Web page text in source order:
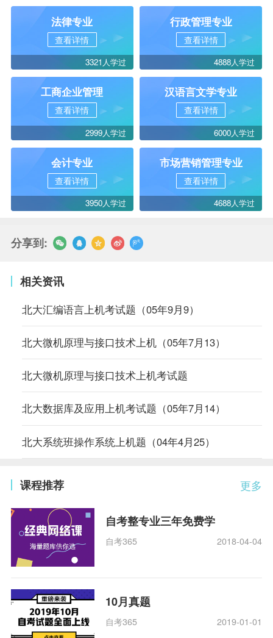
法律专业
查看详情
3321人学过
行政管理专业
查看详情
4888人学过
工商企业管理
查看详情
2999人学过
汉语言文学专业
查看详情
6000人学过
会计专业
查看详情
3950人学过
市场营销管理专业
查看详情
4688人学过
分享到:
相关资讯
北大汇编语言上机考试题（05年9月9）
北大微机原理与接口技术上机（05年7月13）
北大微机原理与接口技术上机考试题
北大数据库及应用上机考试题（05年7月14）
北大系统班操作系统上机题（04年4月25）
更多
课程推荐
自考整专业三年免费学
自考365 2018-04-04
10月真题
自考365 2019-01-01